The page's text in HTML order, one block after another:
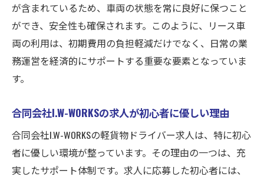
が含まれているため、車両の状態を常に良好に保つこと
ができ、安全性も確保されます。このように、リース車
両の利用は、初期費用の負担軽減だけでなく、日常の業
務運営を経済的にサポートする重要な要素となっていま
す。
合同会社I.W-WORKSの求人が初心者に優しい理由
合同会社I.W-WORKSの軽貨物ドライバー求人は、特に初心
者に優しい環境が整っています。その理由の一つは、充
実したサポート体制です。求人に応募した初心者には、